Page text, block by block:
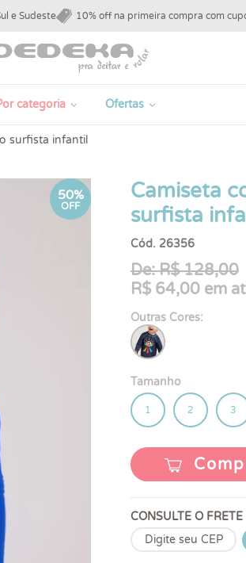
e Sudeste 10% off na primeira compra com
categoria Ofertas
surfista infantil
50%
OFF
Camiseta
surfista
Cód. 26356
De: R$ 128,00
R$ 64,00 em
Outras Cores:
Tamanho
1 2 3
CONSULTE O